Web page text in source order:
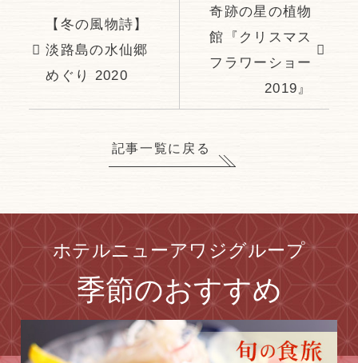
【冬の風物詩】
淡路島の水仙郷
めぐり 2020
奇跡の星の植物
館『クリスマス
フラワーショー
2019』
記事一覧に戻る
ホテルニューアワジグループ
季節のおすすめ